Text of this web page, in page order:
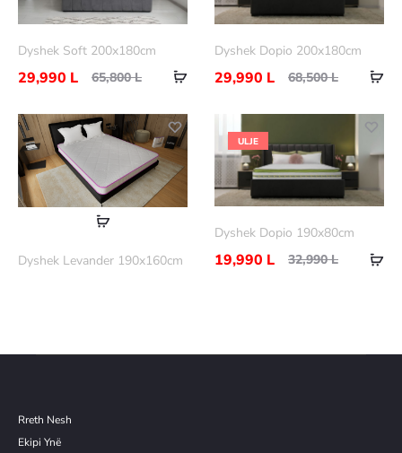
Dyshek Soft 200x180cm
65,800L
29,990 L
Dyshek Dopio 200x180cm
68,500L
29,990 L
Dyshek Levander 190x160cm
ULJE
Dyshek Dopio 190x80cm
32,990L
19,990 L
Rreth Nesh
Ekipi Ynë